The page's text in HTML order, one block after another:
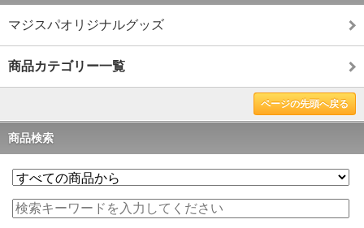
マジスパオリジナルグッズ
商品カテゴリー一覧
ページの先頭へ戻る
商品検索